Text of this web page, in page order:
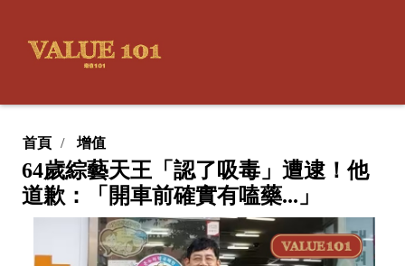
首頁 增值
64歲綜藝天王「認了吸毒」遭逮！他
道歉：「開車前確實有嗑藥...」